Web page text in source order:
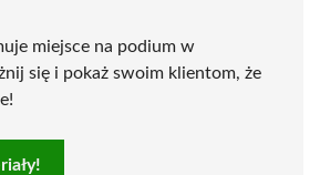
miejsce na podium w
się i pokaż swoim klientom, że